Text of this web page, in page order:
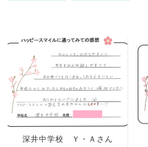
深井中学校 Ｙ・Ａさん